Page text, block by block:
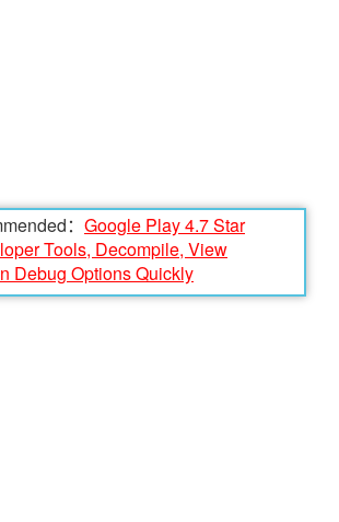
： Google Play 4.7 Star
Tools, Decompile, View
Debug Options Quickly